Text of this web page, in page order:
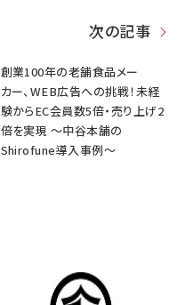
次の記事
創業100年の老舗食品メー
カー、WEB広告への挑戦！未経
験からEC会員数5倍・売り上げ2
倍を実現 〜中谷本舗の
Shirofune導入事例〜